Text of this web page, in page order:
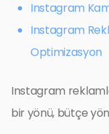
Instagram
Instagram
Optimizasyon
Instagram
bir yönü, bütçe